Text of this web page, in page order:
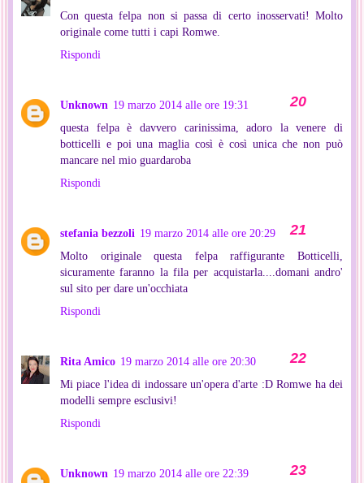
Con questa felpa non si passa di certo inosservati! Molto
originale come tutti i capi Romwe.
Rispondi
Unknown 19 marzo 2014 alle ore 19:31
questa felpa è davvero carinissima, adoro la venere di
botticelli e poi una maglia così è così unica che non può
mancare nel mio guardaroba
Rispondi
stefania bezzoli 19 marzo 2014 alle ore 20:29
Molto originale questa felpa raffigurante Botticelli,
sicuramente faranno la fila per acquistarla....domani andro'
sul sito per dare un'occhiata
Rispondi
Rita Amico 19 marzo 2014 alle ore 20:30
Mi piace l'idea di indossare un'opera d'arte :D Romwe ha dei
modelli sempre esclusivi!
Rispondi
Unknown 19 marzo 2014 alle ore 22:39